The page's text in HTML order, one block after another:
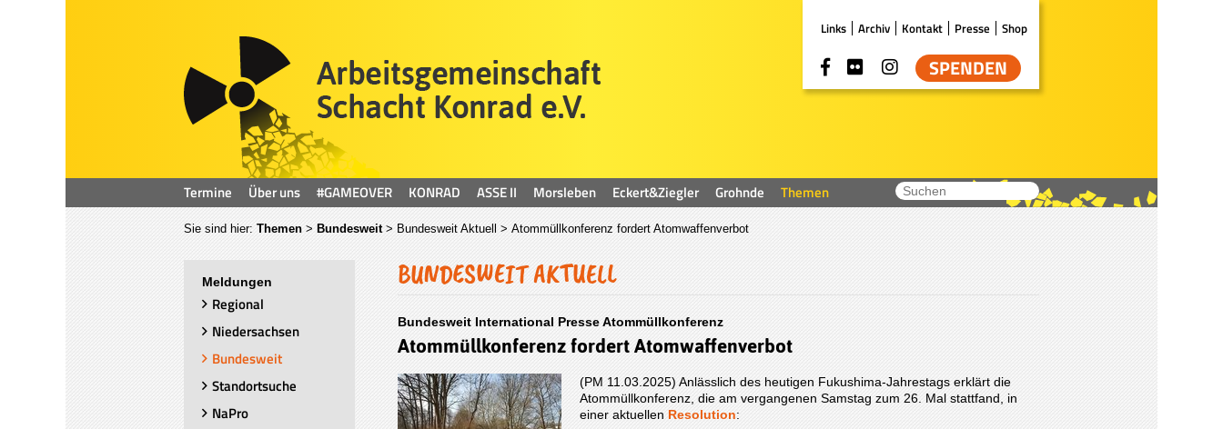
Links Archiv Kontakt Presse Shop
SPENDEN
Termine Über uns #GAMEOVER KONRAD ASSE II Morsleben Eckert&Ziegler Grohnde Themen
Sie sind hier: Themen > Bundesweit> Bundesweit Aktuell > Atommüllkonferenz fordert Atomwaffenverbot
Meldungen
Regional
Niedersachsen
Bundesweit
Standortsuche
NaPro
BUNDESWEIT AKTUELL
Bundesweit International Presse Atommüllkonferenz
Atommüllkonferenz fordert Atomwaffenverbot
(PM 11.03.2025) Anlässlich des heutigen Fukushima-Jahrestags erklärt die
Atommüllkonferenz, die am vergangenen Samstag zum 26. Mal stattfand, in
einer aktuellen Resolution: